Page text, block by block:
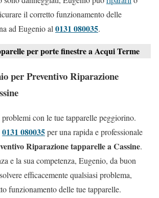
il corretto funzionamento delle
ad Eugenio al0131 080035.
per porte finestre a Acqui Terme
per Preventivo Riparazione
con le tue tapparelle peggiorino.
0131 080035per una rapida e professionale
Riparazione tapparelle a Cassine.
e la sua competenza, Eugenio, da buon
efficacemente qualsiasi problema,
funzionamento delle tue tapparelle.